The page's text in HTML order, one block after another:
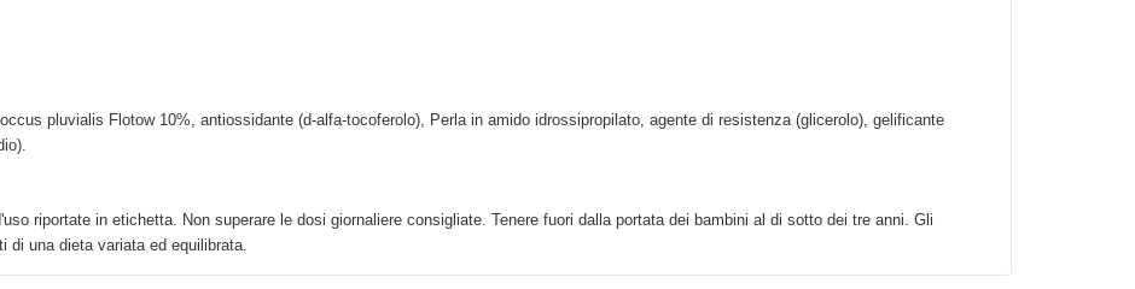
pluvialis Flotow 10%, antiossidante (d-alfa-tocoferolo), Perla in amido idrossipropilato, agente di resistenza (glicerolo), gelificante
riportate in etichetta. Non superare le dosi giornaliere consigliate. Tenere fuori dalla portata dei bambini al di sotto dei tre anni. Gli
di una dieta variata ed equilibrata.